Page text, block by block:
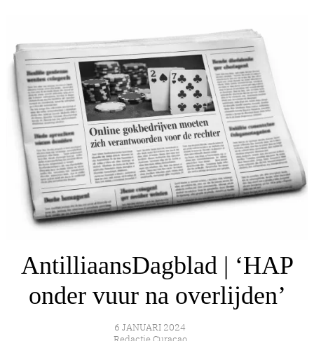
AntilliaansDagblad | ‘HAP
onder vuur na overlijden’
6 JANUARI 2024